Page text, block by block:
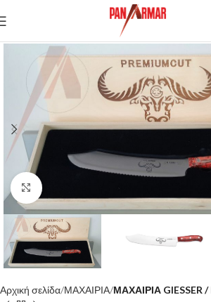
Κλίκ για μεγέθυνση
Αρχική σελίδα ΜΑΧΑΙΡΙΑ ΜΑΧΑΙΡΙΑ GIESSER